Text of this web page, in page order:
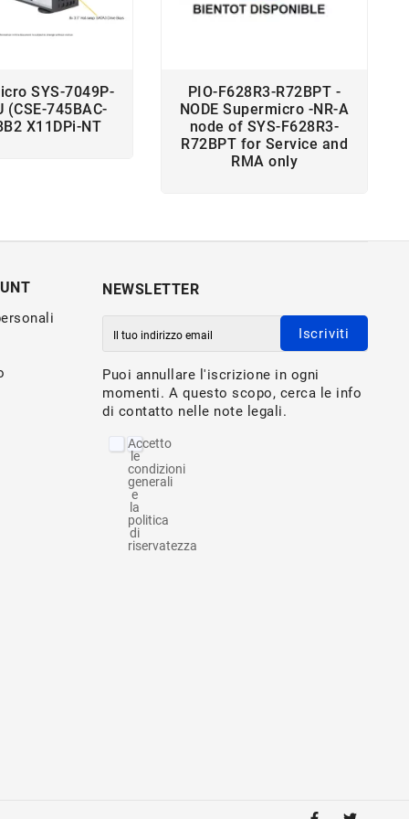
SYS-7049P-
(CSE-745BAC-
X11DPi-NT
PIO-F628R3-R72BPT -
NODE Supermicro -NR-A
node of SYS-F628R3-
R72BPT for Service and
RMA only
NEWSLETTER
Iscriviti
Puoi annullare l'iscrizione in ogni
momenti. A questo scopo, cerca le info
di contatto nelle note legali.
Accetto
le
condizioni
generali
e
la
politica
di
riservatezza